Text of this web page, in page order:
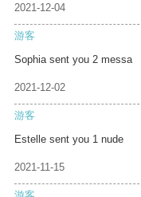
2021-12-04
游客
Sophia sent you 2 messa
2021-12-02
游客
Estelle sent you 1 nude
2021-11-15